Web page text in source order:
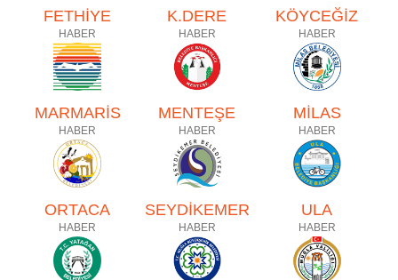
FETHİYE
HABER
K.DERE
HABER
KÖYCEĞİZ
HABER
MARMARİS
HABER
MENTEŞE
HABER
MİLAS
HABER
ORTACA
HABER
SEYDİKEMER
HABER
ULA
HABER